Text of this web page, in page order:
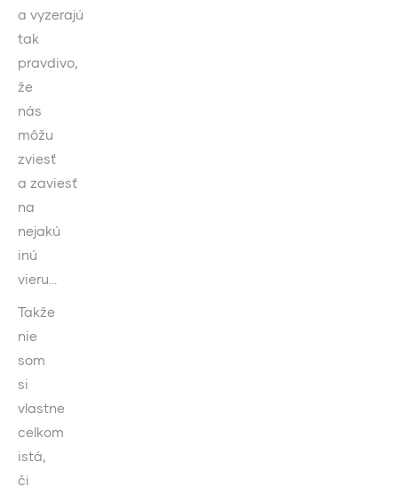
a vyzerajú
tak
pravdivo,
že
nás
môžu
zviesť
a zaviesť
na
nejakú
inú
vieru…
Takže
nie
som
si
vlastne
celkom
istá,
či